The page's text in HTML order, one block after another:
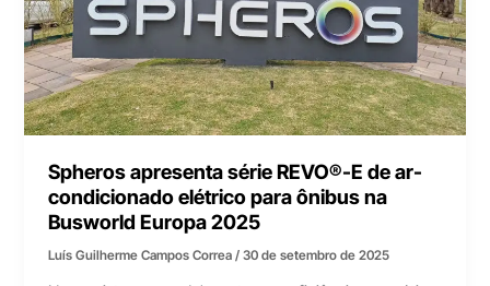
Spheros apresenta série REVO®-E de ar-
condicionado elétrico para ônibus na
Busworld Europa 2025
Luís Guilherme Campos Correa/30 de setembro de 2025